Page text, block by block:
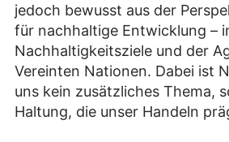
jedoch bewusst aus der
für nachhaltige Entwicklung –
Nachhaltigkeitsziele und der
Vereinten Nationen. Dabei ist
uns kein zusätzliches Thema,
Haltung, die unser Handeln